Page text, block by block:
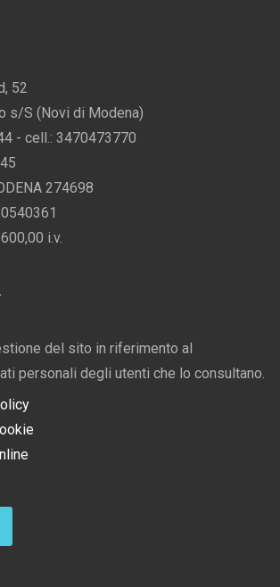
52
s/S (Novi di Modena)
- cell.: 3470473770
274698
i.v.
del sito in riferimento al
personali degli utenti che lo consultano.